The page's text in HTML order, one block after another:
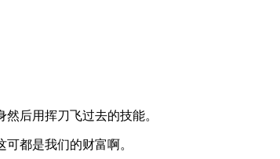
后用挥刀飞过去的技能。
都是我们的财富啊。